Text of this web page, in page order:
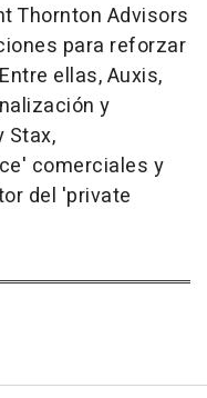
Thornton Advisors
para reforzar
ellas, Auxis,
y
Stax,
comerciales y
del 'private